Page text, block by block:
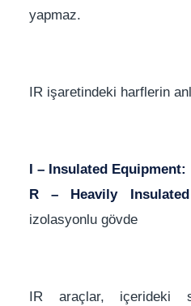
yapmaz.
IR işaretindeki harflerin
I – Insulated Equipment:
R – Heavily
izolasyonlu gövde
IR araçlar, içerideki